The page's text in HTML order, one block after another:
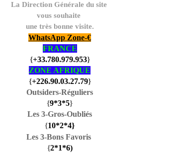
La Direction Générale du site
vous souhaite
une très bonne visite.
WhatsApp Zone-€
FRANCE
{+33.780.979.953}
ZONE AFRIQUE
{+226.90.03.27.79}
Outsiders-Réguliers
{9*3*5}
Les 3-Gros-Oubliés
{10*2*4}
Les 3-Bons Favoris
{2*1*6)